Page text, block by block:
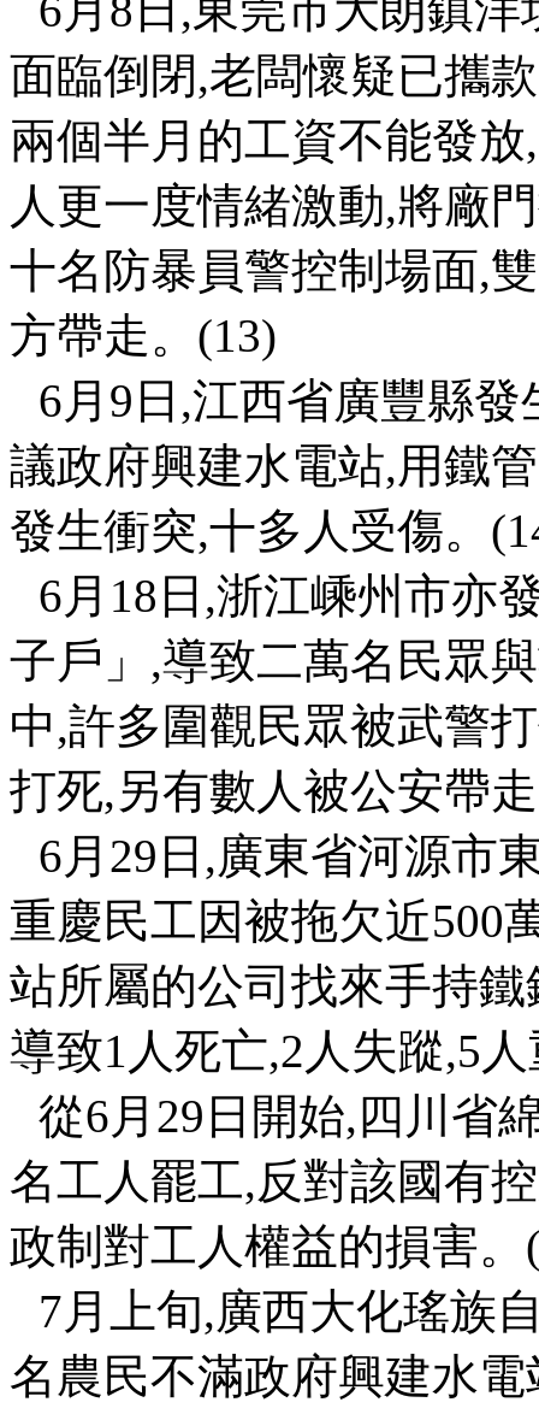
面臨倒閉,老闆懷疑已攜
兩個半月的工資不能發放,
人更一度情緒激動,將廠
十名防暴員警控制場面,
方帶走。 (13)
6月 9 日 ,江西省廣豐縣發
議政府興建水電站,用鐵
發生衝突,十多人受傷。
6月 18 日 ,浙江嵊州市亦
子戶」 ,導致二萬名民眾
中,許多圍觀民眾被武警
打死,另有數人被公安帶
6月 29 日 ,廣東省河源市
重慶民工因被拖欠近500
站所屬的公司找來手持鐵
導致1 人死亡,2 人失蹤,5
從6月 29 日開始, 四川省
名工人罷工,反對該國有
政制對工人權益的損害。
7月上旬,廣西大化瑤族
名農民不滿政府興建水